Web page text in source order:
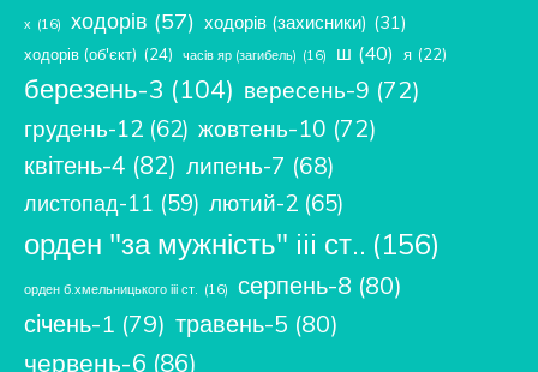
х (16) ходорів (57) ходорів (захисники) (31)
ходорів (об'єкт) (24) часів яр (загибель) (16) ш (40) я (22)
березень-3 (104) вересень-9 (72)
грудень-12 (62) жовтень-10 (72)
квітень-4 (82) липень-7 (68)
листопад-11 (59) лютий-2 (65)
орден "за мужність" iii ст.. (156)
орден б.хмельницького ііі ст. (16) серпень-8 (80)
січень-1 (79) травень-5 (80)
червень-6 (86)